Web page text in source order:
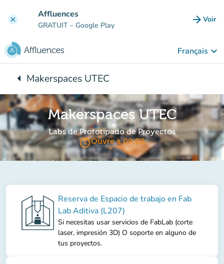
clear Affluences
GRATUIT – Google Play arrow_forward Voir
Français keyboard_arrow_down
arrow_leftRetour à :
Makerspaces UTEC
Makerspaces UTEC
Labs de Prototipado de Proyectos
access_timeOuvre à 09:00
Reserva de Espacio de trabajo en Fab
Lab Aditiva (L207)
Si necesitas usar servicios de FabLab (corte
laser, impresión 3D) O soporte en alguno de
tus proyectos.